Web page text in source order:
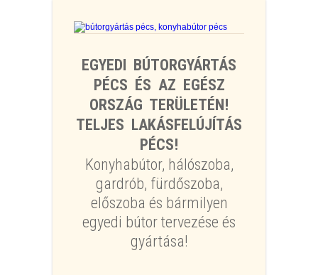
EGYEDI BÚTORGYÁRTÁS
PÉCS ÉS AZ EGÉSZ
ORSZÁG TERÜLETÉN!
TELJES LAKÁSFELÚJÍTÁS
PÉCS!
Konyhabútor, hálószoba,
gardrób, fürdőszoba,
előszoba és bármilyen
egyedi bútor tervezése és
gyártása!